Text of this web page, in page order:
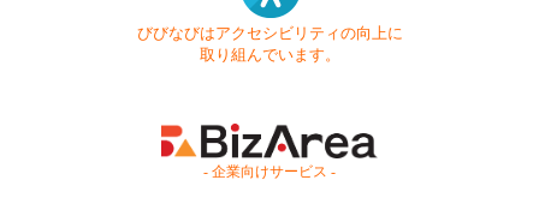
びびなびはアクセシビリティの向上に
取り組んでいます。
- 企業向けサービス -